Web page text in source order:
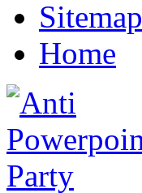
Sitemap
Home